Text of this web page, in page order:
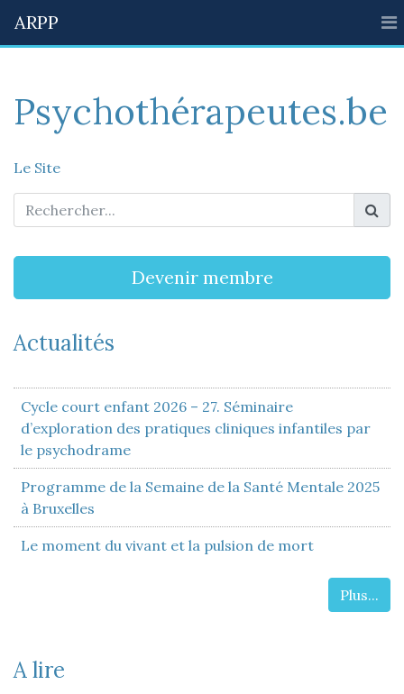
ARPP
Psychothérapeutes.be
Le Site
Devenir membre
Actualités
Cycle court enfant 2026 – 27. Séminaire
d’exploration des pratiques cliniques infantiles par
le psychodrame
Programme de la Semaine de la Santé Mentale 2025
à Bruxelles
Le moment du vivant et la pulsion de mort
Plus...
A lire